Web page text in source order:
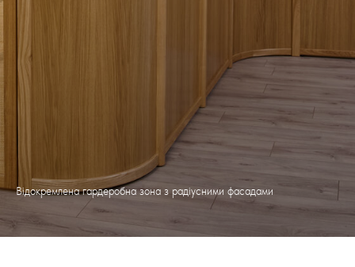
Відокремлена гардеробна зона з радіусними фасадами